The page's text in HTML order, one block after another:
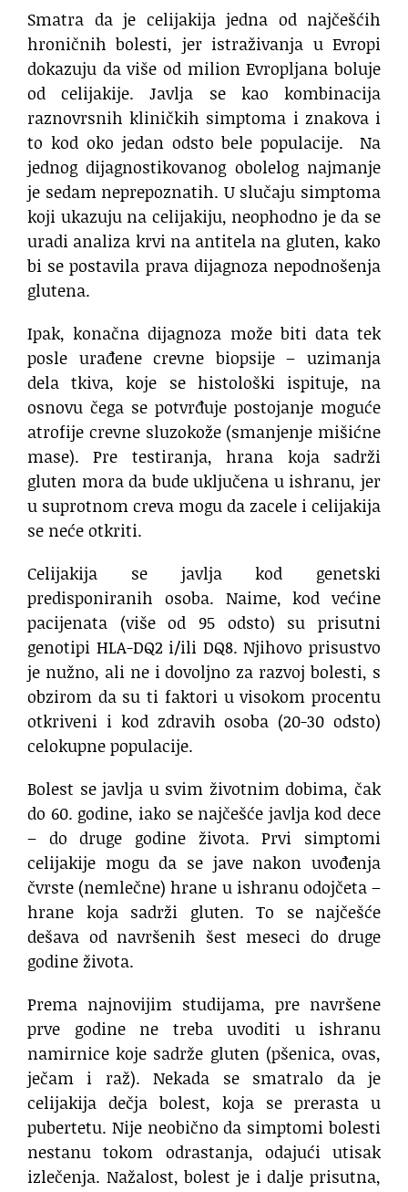
Smatra da je celijakija jedna od najčešćih
hroničnih bolesti, jer istraživanja u Evropi
dokazuju da više od milion Evropljana boluje
od celijakije. Javlja se kao kombinacija
raznovrsnih kliničkih simptoma i znakova i
to kod oko jedan odsto bele populacije. Na
jednog dijagnostikovanog obolelog najmanje
je sedam neprepoznatih. U slučaju simptoma
koji ukazuju na celijakiju, neophodno je da se
uradi analiza krvi na antitela na gluten, kako
bi se postavila prava dijagnoza nepodnošenja
glutena.
Ipak, konačna dijagnoza može biti data tek
posle urađene crevne biopsije – uzimanja
dela tkiva, koje se histološki ispituje, na
osnovu čega se potvrđuje postojanje moguće
atrofije crevne sluzokože (smanjenje mišićne
mase). Pre testiranja, hrana koja sadrži
gluten mora da bude uključena u ishranu, jer
u suprotnom creva mogu da zacele i celijakija
se neće otkriti.
Celijakija se javlja kod genetski
predisponiranih osoba. Naime, kod većine
pacijenata (više od 95 odsto) su prisutni
genotipi HLA-DQ2 i/ili DQ8. Njihovo prisustvo
je nužno, ali ne i dovoljno za razvoj bolesti, s
obzirom da su ti faktori u visokom procentu
otkriveni i kod zdravih osoba (20-30 odsto)
celokupne populacije.
Bolest se javlja u svim životnim dobima, čak
do 60. godine, iako se najčešće javlja kod dece
– do druge godine života. Prvi simptomi
celijakije mogu da se jave nakon uvođenja
čvrste (nemlečne) hrane u ishranu odojčeta –
hrane koja sadrži gluten. To se najčešće
dešava od navršenih šest meseci do druge
godine života.
Prema najnovijim studijama, pre navršene
prve godine ne treba uvoditi u ishranu
namirnice koje sadrže gluten (pšenica, ovas,
ječam i raž). Nekada se smatralo da je
celijakija dečja bolest, koja se prerasta u
pubertetu. Nije neobično da simptomi bolesti
nestanu tokom odrastanja, odajući utisak
izlečenja. Nažalost, bolest je i dalje prisutna,